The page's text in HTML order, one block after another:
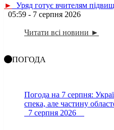
►
Уряд готує вчителям
05:59 - 7 серпня 2026
Читати всі новини ►
ПОГОДА
Погода на 7 серпня:
спека, але частину
7 серпня 2026